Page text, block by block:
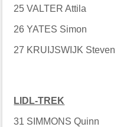
25 VALTER Attila
26 YATES Simon
27 KRUIJSWIJK Steven
LIDL-TREK
31 SIMMONS Quinn